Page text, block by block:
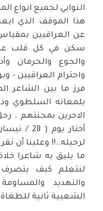
النوابي لجميع انواع
هذا الموقف الذي
عن العراقيين
سكن في كل قلب
والجوع والحرمان
واحترام العراقيين -
فرز ما بين الشاعر
بلمعانه السلطوي
الاخرين بمحنتهم .
أختار
لرحيله..!! وعلينا أن
ما يليق به شاعرا
لنتعلم كيف
والتهديد
الشعبية ثانية